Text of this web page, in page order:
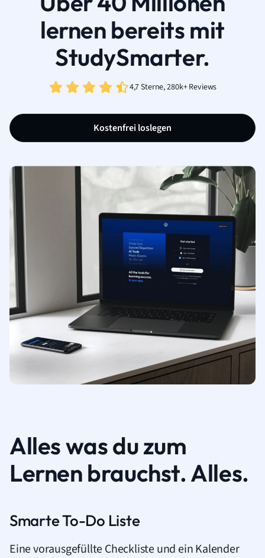
lernen bereits mit
StudySmarter.
4,7 Sterne, 280k+ Reviews
Kostenfrei loslegen
Alles was du zum
Lernen brauchst. Alles.
Smarte To-Do Liste
Eine vorausgefüllte Checkliste und ein Kalender